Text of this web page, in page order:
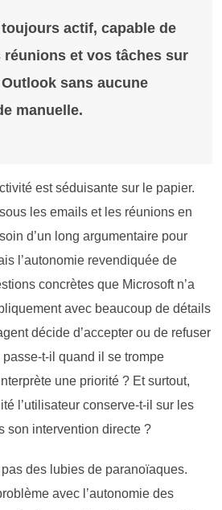
actif, capable de
réunions et vos tâches sur
sans aucune
manuelle.
est séduisante sur le papier.
les emails et les réunions en
d’un long argumentaire pour
l’autonomie revendiquée de
concrètes que Microsoft n’a
avec beaucoup de détails
décide d’accepter ou de refuser
t-il quand il se trompe
une priorité ? Et surtout,
l’utilisateur conserve-t-il sur les
son intervention directe ?
des lubies de paranoïaques.
avec l’autonomie des